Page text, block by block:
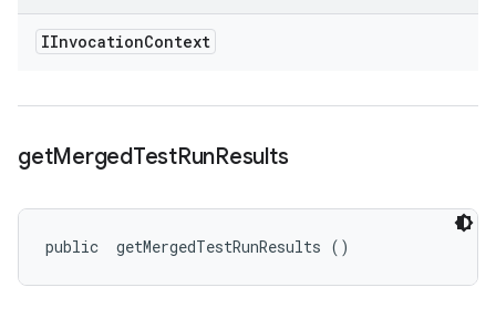
IInvocationContext
getMergedTestRunResults
public getMergedTestRunResults ()